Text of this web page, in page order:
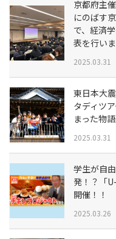
京都府主
にのばす
で、経済
表を行い
2025.03.31
東日本大
タディツ
まった物
2025.03.31
学生が自
発！？「
開催！！
2025.03.26